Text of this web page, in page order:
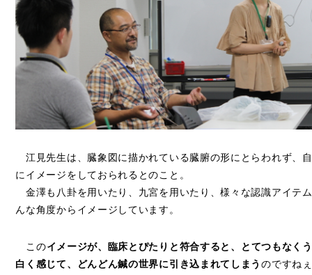
江見先生は、臓象図に描かれている臓腑の形にとらわれず、
にイメージをしておられるとのこと。
金澤も八卦を用いたり、九宮を用いたり、様々な認識アイテ
んな角度からイメージしています。
このイメージが、臨床とぴたりと符合すると、とてつもなく
白く感じて、どんどん鍼の世界に引き込まれてしまうのですね